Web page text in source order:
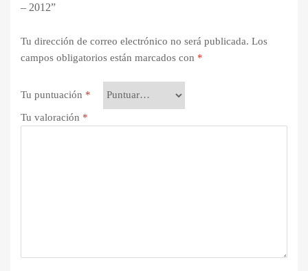
– 2012”
Tu dirección de correo electrónico no será publicada. Los
campos obligatorios están marcados con *
Tu puntuación *
Tu valoración *